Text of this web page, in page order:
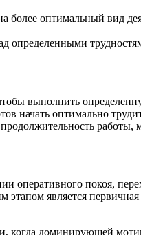
более оптимальный вид
определенными
выполнить
начать оптимально
работы,
оперативного покоя,
является
когда доминирующей